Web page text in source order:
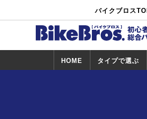
バイクブロス
HOME タイプで選ぶ